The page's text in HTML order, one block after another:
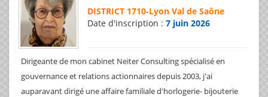
DISTRICT 1710-Lyon Val de Saône
Date d'inscription : 7 juin 2026
Dirigeante de mon cabinet Neiter Consulting spécialisé en
gouvernance et relations actionnaires depuis 2003, j'ai
auparavant dirigé une affaire familiale d'horlogerie- bijouterie